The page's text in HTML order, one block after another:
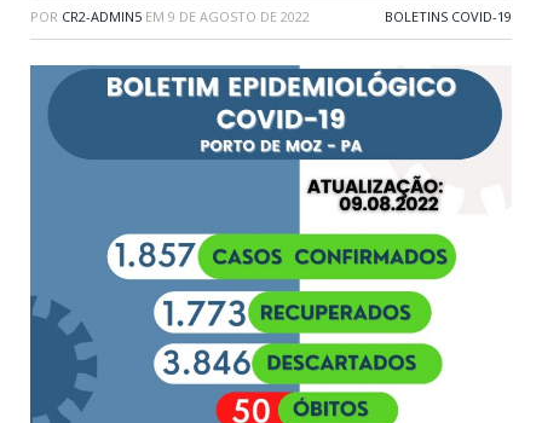
POR CR2-ADMIN5 EM 9 DE AGOSTO DE 2022 BOLETINS COVID-19